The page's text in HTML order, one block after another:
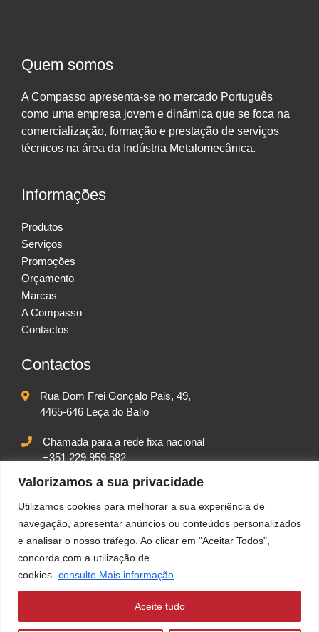
Valorizamos a sua privacidade
Utilizamos cookies para melhorar a sua experiência de
navegação, apresentar anúncios ou conteúdos personalizados
e analisar o nosso tráfego. Ao clicar em "Aceitar Todos",
concorda com a utilização de
cookies. consulte Mais informação
Aceite tudo
Quem somos
A Compasso apresenta-se no mercado Português
como uma empresa jovem e dinâmica que se foca na
comercialização, formação e prestação de serviços
técnicos na área da Indústria Metalomecânica.
Informações
Produtos
Serviços
Promoções
Orçamento
Marcas
A Compasso
Contactos
Contactos
Rua Dom Frei Gonçalo Pais, 49,
4465-646 Leça do Balio
Chamada para a rede fixa nacional
+351 229 959 582
+351 917 542 102
geral@compassolda.pt
POLÍTICA DE PRIVACIDADE